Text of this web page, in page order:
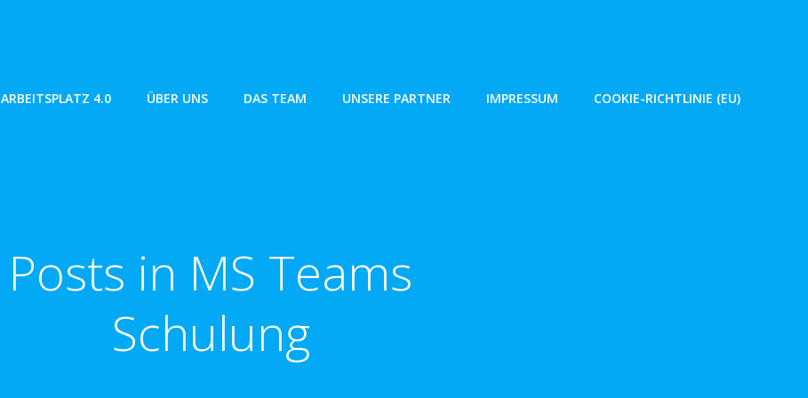
ARBEITSPLATZ 4.0 ÜBER UNS DAS TEAM UNSERE PARTNER IMPRESSUM COOKIE-RICHTLINIE (EU)
Posts in MS Teams
Schulung